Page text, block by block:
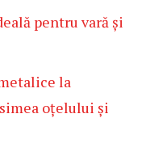
pentru vară și
la
oțelului și